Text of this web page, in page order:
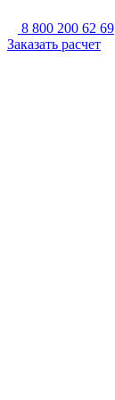
8 800 200 62 69
Заказать расчет